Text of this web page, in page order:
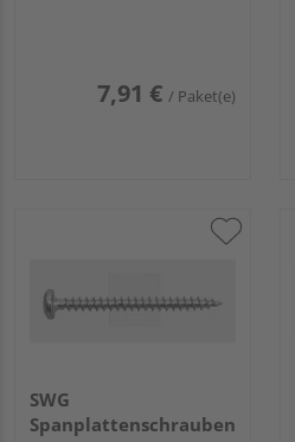
7,91 € / Paket(e)
SWG
Spanplattenschrauben